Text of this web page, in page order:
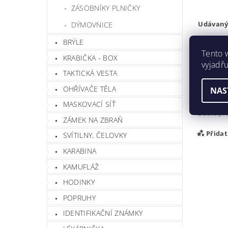
ZÁSOBNÍKY PLNIČKY
DÝMOVNICE
BRÝLE
KRABIČKA - BOX
TAKTICKÁ VESTA
OHŘÍVAČE TĚLA
MASKOVACÍ SÍŤ
ZÁMEK NA ZBRAŇ
SVÍTILNY, ČELOVKY
KARABINA
KAMUFLÁŽ
HODINKY
POPRUHY
IDENTIFIKAČNÍ ZNÁMKY
Buďte
Buďte
Tento